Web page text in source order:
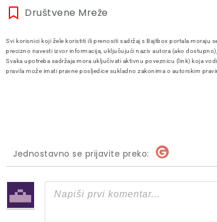
Društvene Mreže
Svi korisnici koji žele koristiti ili prenositi sadržaj s Bajtbox portala moraju
precizno navesti izvor informacija, uključujući naziv autora (ako
Svaka upotreba sadržaja mora uključivati aktivnu poveznicu (link) koja
pravila može imati pravne posljedice sukladno zakonima o autorskim
Jednostavno se prijavite preko: